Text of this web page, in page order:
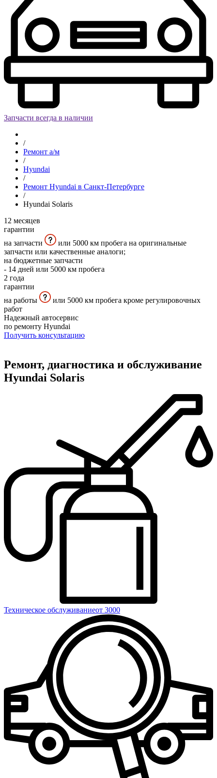
Запчасти всегда в наличии
/
Ремонт а/м
/
Hyundai
/
Ремонт Hyundai в Санкт-Петербурге
/
Hyundai Solaris
12 месяцев
гарантии
на запчасти
или 5000 км пробега на оригинальные
запчасти или качественные аналоги;
на бюджетные запчасти
- 14 дней или 5000 км пробега
2 года
гарантии
на работы
или 5000 км пробега кроме регулировочных
работ
Надежный автосервис
по ремонту Hyundai
Получить консультацию
Ремонт, диагностика и обслуживание
Hyundai Solaris
Техническое обслуживаниеот 3000